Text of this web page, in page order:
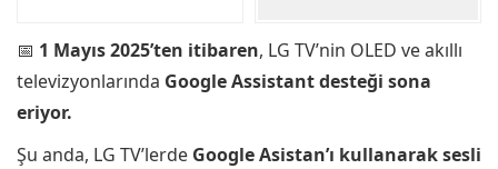
📅 1 Mayıs 2025’ten itibaren, LG TV’nin OLED ve akıllı
televizyonlarında Google Assistant desteği sona
eriyor.
Şu anda, LG TV’lerde Google Asistan’ı kullanarak sesli